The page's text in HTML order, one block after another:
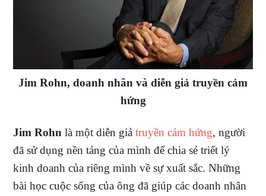
Jim Rohn, doanh nhân và diễn giả truyền cảm
hứng
Jim Rohn là một diễn giảtruyền cảm hứng, người
đã sử dụng nền tảng của mình để chia sẻ triết lý
kinh doanh của riêng mình về sự xuất sắc. Những
bài học cuộc sống của ông đã giúp các doanh nhân